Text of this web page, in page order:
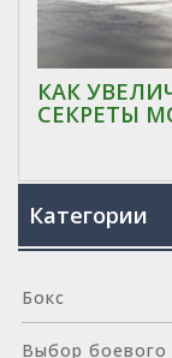
КАК
СЕКРЕТЫ
Категории
Бокс
Выбор боевого